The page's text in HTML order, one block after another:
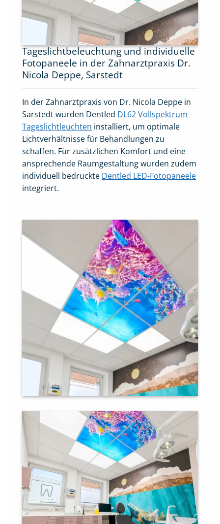
Tageslichtbeleuchtung und individuelle
Fotopaneele in der Zahnarztpraxis Dr.
Nicola Deppe, Sarstedt
In der Zahnarztpraxis von Dr. Nicola Deppe in
Sarstedt wurden Dentled DL62Vollspektrum-
Tageslichtleuchten installiert, um optimale
Lichtverhältnisse für Behandlungen zu
schaffen. Für zusätzlichen Komfort und eine
ansprechende Raumgestaltung wurden zudem
individuell bedruckte Dentled LED-Fotopaneele
integriert.